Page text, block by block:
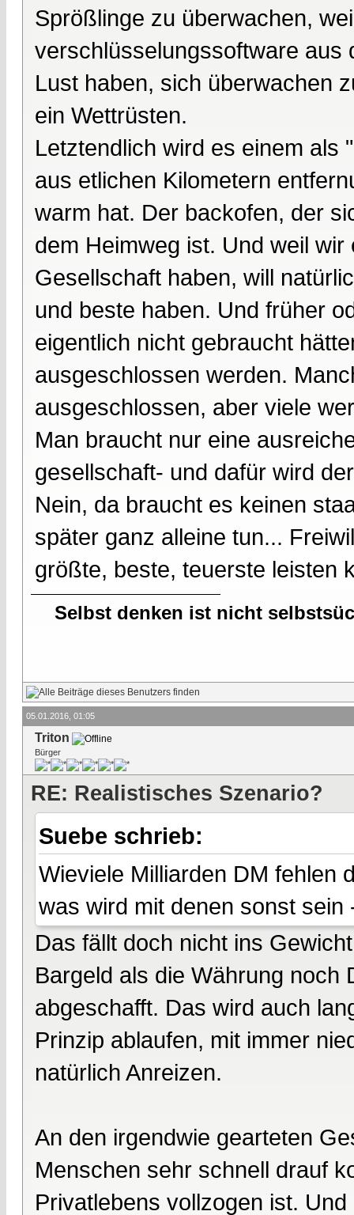
Sprößlinge zu überwachen,
verschlüsselungssoftware aus
Lust haben, sich überwachen
ein Wettrüsten.
Letztendlich wird es einem als
aus etlichen Kilometern
warm hat. Der backofen, der
dem Heimweg ist. Und weil
Gesellschaft haben, will
und beste haben. Und früher
eigentlich nicht gebraucht
ausgeschlossen werden.
ausgeschlossen, aber viele
Man braucht nur eine
gesellschaft- und dafür wird
Nein, da braucht es keinen
später ganz alleine tun...
größte, beste, teuerste leisten
Selbst denken ist nicht
05.01.2016, 01:05
Triton
Bürger
RE: Realistisches Szenario?
Suebe schrieb:
Wieviele Milliarden DM fehlen
was wird mit denen sonst sein
Das fällt doch nicht ins
Bargeld als die Währung noch
abgeschafft. Das wird auch
Prinzip ablaufen, mit immer
natürlich Anreizen.
An den irgendwie gearteten
Menschen sehr schnell drauf
Privatlebens vollzogen ist.